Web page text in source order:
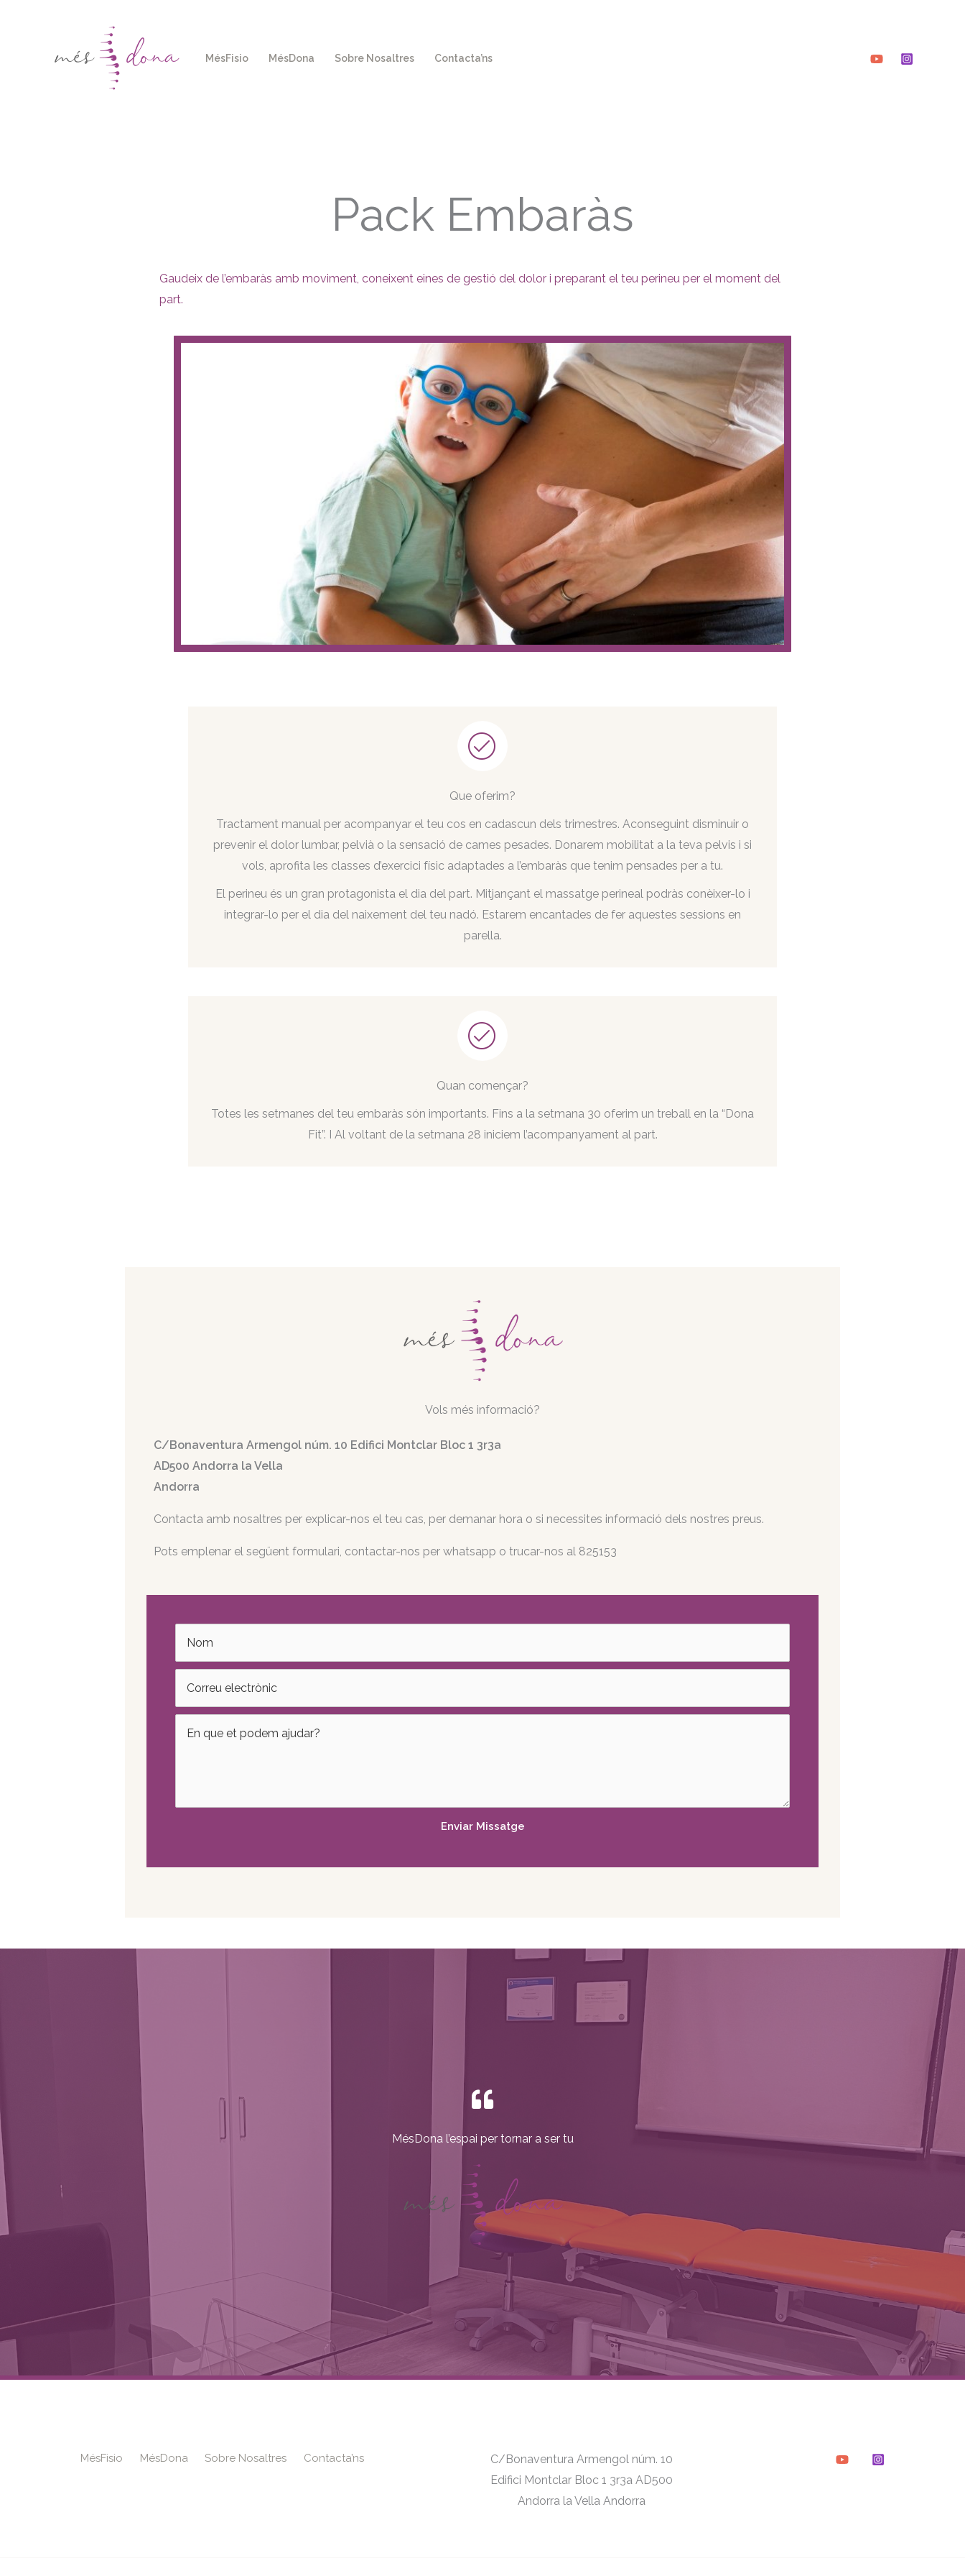
MésFisio MésDona Sobre Nosaltres Contacta’ns
Pack Embaràs
Gaudeix de l’embaràs amb moviment, coneixent eines de gestió del dolor i preparant el teu perineu per el moment del
part.
Que oferim?
Tractament manual per acompanyar el teu cos en cadascun dels trimestres. Aconseguint disminuir o
prevenir el dolor lumbar, pelvià o la sensació de cames pesades. Donarem mobilitat a la teva pelvis i si
vols, aprofita les classes d’exercici físic adaptades a l’embaràs que tenim pensades per a tu.
El perineu és un gran protagonista el dia del part. Mitjançant el massatge perineal podràs conèixer-lo i
integrar-lo per el dia del naixement del teu nadó. Estarem encantades de fer aquestes sessions en
parella.
Quan començar?
Totes les setmanes del teu embaràs són importants. Fins a la setmana 30 oferim un treball en la “Dona
Fit”. I Al voltant de la setmana 28 iniciem l’acompanyament al part.
Vols més informació?
C/Bonaventura Armengol núm. 10 Edifici Montclar Bloc 1 3r3a
AD500 Andorra la Vella
Andorra
Contacta amb nosaltres per explicar-nos el teu cas, per demanar hora o si necessites informació dels nostres preus.
Pots emplenar el següent formulari, contactar-nos per whatsapp o trucar-nos al 825153
Enviar Missatge
MésDona l’espai per tornar a ser tu
MésFisio MésDona Sobre Nosaltres Contacta’ns
C/Bonaventura Armengol núm. 10
Edifici Montclar Bloc 1 3r3a AD500
Andorra la Vella Andorra